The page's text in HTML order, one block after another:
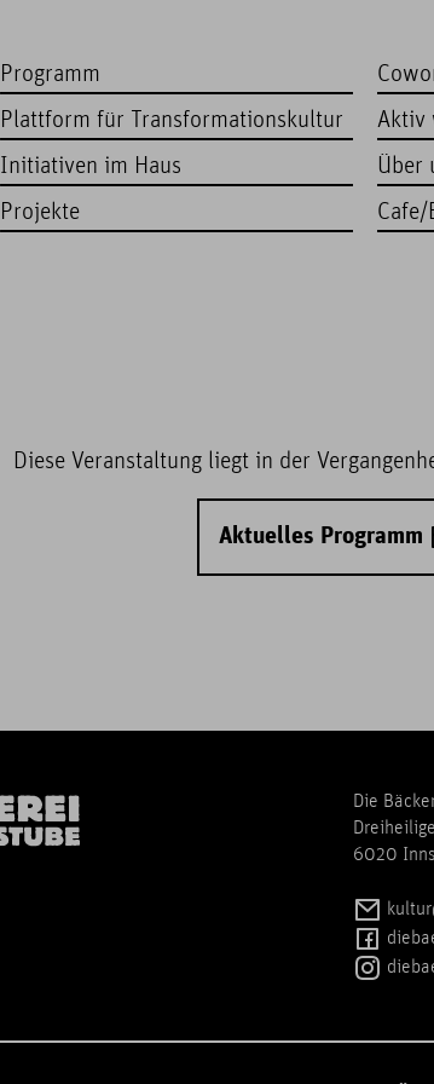
Programm
Plattform für Transformationskultur
Initiativen im Haus
Projekte
Aktiv
Über
Cafe/
Diese Veranstaltung liegt in der
Aktuelles Programm
Die
6020